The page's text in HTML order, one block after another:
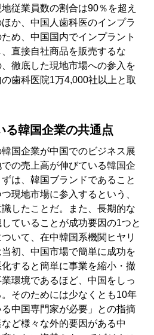
従業員数の割合は90％を超え
か、中国人歯科医のインプラ
め、中国国内でインプラント
直接自社商品を販売するな
徹底した現地市場への参入を
歯科医院1万4,000社以上と取
る韓国企業の共通点
国企業が中国でのビジネス展
の売上高が伸びている韓国企
は、韓国ブランドであること
現地市場に参入するという、
したことだ。また、長期的な
ていることが成功要因の1つと
いて、在中韓国系機関ヒヤリ
初、中国市場で簡単に成功を
すると簡単に事業を縮小・撤
環境であるほど、中国をしっ
そのためには少なくとも10年
中国専門家が必要」との指摘
ど様々な外的要因がある中